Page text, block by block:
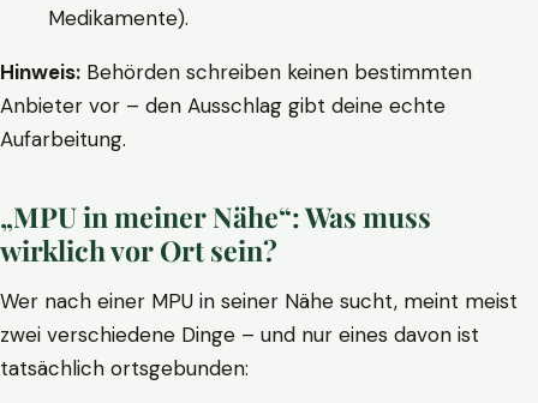
Medikamente).
Hinweis: Behörden schreiben keinen bestimmten
Anbieter vor – den Ausschlag gibt deine echte
Aufarbeitung.
„MPU in meiner Nähe“: Was muss
wirklich vor Ort sein?
Wer nach einer MPU in seiner Nähe sucht, meint meist
zwei verschiedene Dinge – und nur eines davon ist
tatsächlich ortsgebunden: